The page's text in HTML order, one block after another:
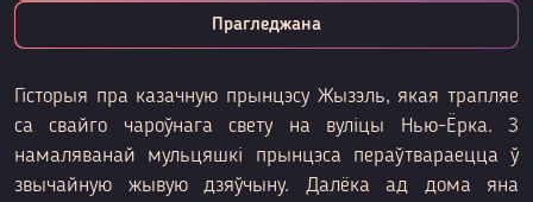
Прагледжана
Гісторыя пра казачную прынцэсу Жызэль, якая трапляе
са свайго чароўнага свету на вуліцы Нью-Ёрка. З
намаляванай мульцяшкі прынцэса пераўтвараецца ў
звычайную жывую дзяўчыну. Далёка ад дома яна